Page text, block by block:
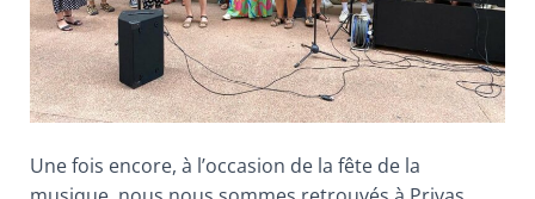
Une fois encore, à l’occasion de la fête de la